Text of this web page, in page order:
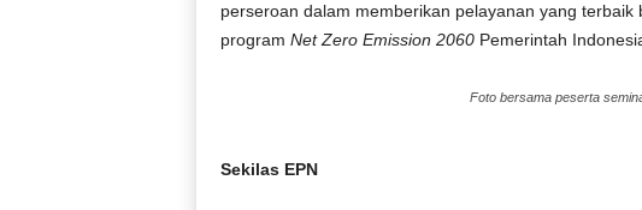
perseroan dalam memberikan pelayanan yang
program Net Zero Emission 2060 Pemerintah
Foto bersama peserta
Sekilas EPN